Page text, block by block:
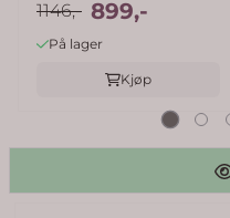
1146,- 899,-
På lager
Kjøp